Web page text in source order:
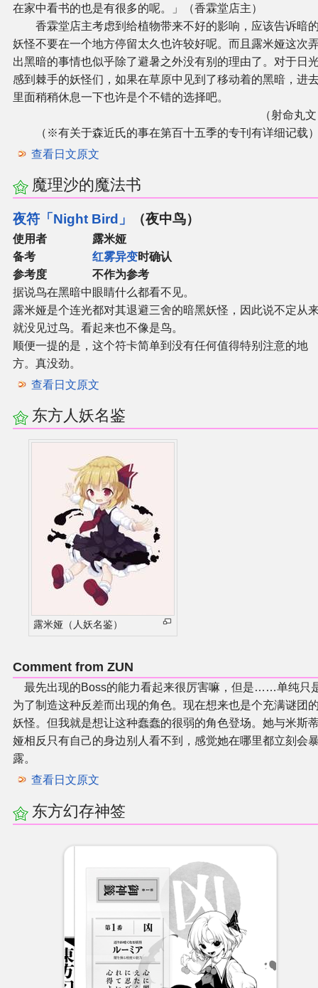
在家中看书的也是有很多的呢。」（香霖堂店主）
香霖堂店主考虑到给植物带来不好的影响，应该告诉暗
妖怪不要在一个地方停留太久也许较好呢。而且露米娅这次
出黑暗的事情也似乎除了避暑之外没有别的理由了。对于日
感到棘手的妖怪们，如果在草原中见到了移动着的黑暗，进
里面稍稍休息一下也许是个不错的选择吧。
（射命丸
（※有关于森近氏的事在第百十五季的专刊有详细记载
查看日文原文
魔理沙的魔法书
夜符「Night Bird」 （夜中鸟）
使用者 露米娅
备考 红雾异变时确认
参考度 不作为参考
据说鸟在黑暗中眼睛什么都看不见。
露米娅是个连光都对其退避三舍的暗黑妖怪，因此说不定从
就没见过鸟。看起来也不像是鸟。
顺便一提的是，这个符卡简单到没有任何值得特别注意的地
方。真没劲。
查看日文原文
东方人妖名鉴
露米娅（人妖名鉴）
Comment from ZUN
最先出现的Boss的能力看起来很厉害嘛，但是……单纯只
为了制造这种反差而出现的角色。现在想来也是个充满谜团
妖怪。但我就是想让这种蠢蠢的很弱的角色登场。她与米斯
娅相反只有自己的身边别人看不到，感觉她在哪里都立刻会
露。
查看日文原文
东方幻存神签